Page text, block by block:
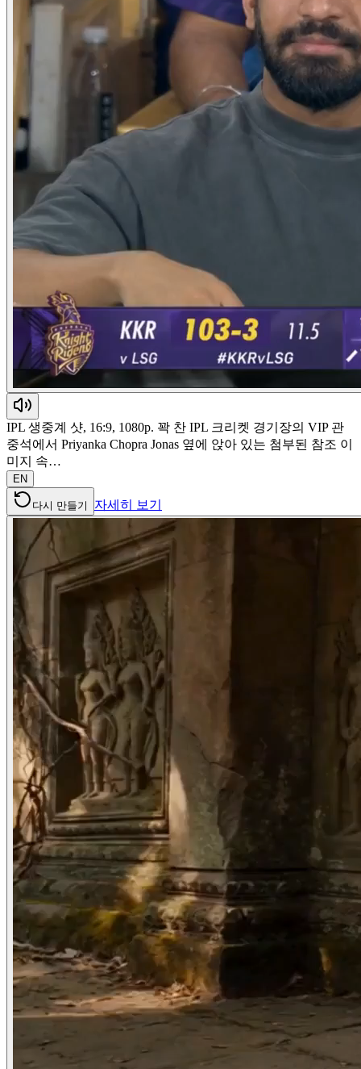
IPL 생중계 샷, 16:9, 1080p. 꽉 찬 IPL 크리켓 경기장의 VIP 관
중석에서 Priyanka Chopra Jonas 옆에 앉아 있는 첨부된 참조 이
미지 속…
EN
다시 만들기 자세히 보기